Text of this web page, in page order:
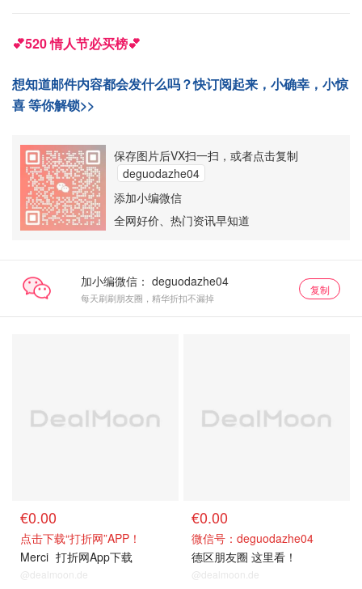
💕520 情人节必买榜💕
想知道邮件内容都会发什么吗？快订阅起来，小确幸，小惊
喜 等你解锁>>
保存图片后VX扫一扫，或者点击复制
deguodazhe04
添加小编微信
全网好价、热门资讯早知道
加小编微信：
每天刷刷朋友圈，精华折扣不漏掉
复制
€0.00
点击下载“打折网”APP！
Merci 打折网App下载
@dealmoon.de
€0.00
微信号：deguodazhe04
德区朋友圈 这里看！
@dealmoon.de